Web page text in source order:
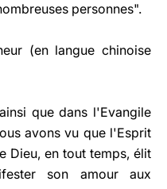
personnes".
(en langue chinoise
que dans l'Evangile
avons vu que l'Esprit
Dieu, en tout temps, élit
son amour aux